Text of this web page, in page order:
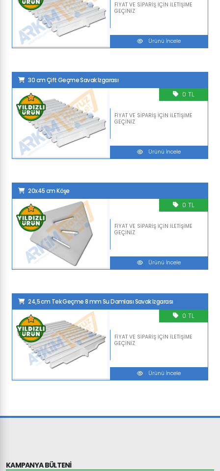
FİYAT VE SİPARİŞ İÇİN İLETİŞİME
GEÇİNİZ
Ürünü İncele
30 cm Çift Geçme Savak Izgarası
FİYAT VE SİPARİŞ İÇİN İLETİŞİME
GEÇİNİZ
0 TL
Ürünü İncele
20x45 cm Köşe
FİYAT VE SİPARİŞ İÇİN İLETİŞİME
GEÇİNİZ
0 TL
Ürünü İncele
24,5 cm Tek Geçme 8 mm Su Damlası Savak Izgarası
FİYAT VE SİPARİŞ İÇİN İLETİŞİME
GEÇİNİZ
0 TL
Ürünü İncele
KAMPANYA BÜLTENİ